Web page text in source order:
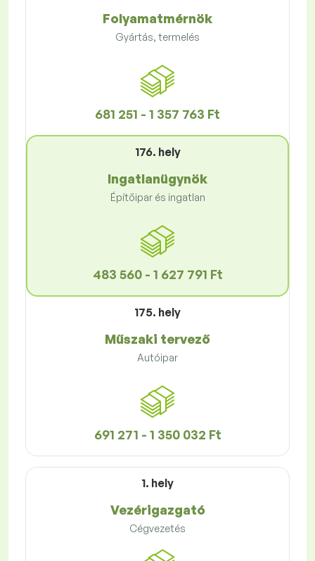
Folyamatmérnök
Gyártás, termelés
681 251 - 1 357 763 Ft
176. hely
Ingatlanügynök
Építőipar és ingatlan
483 560 - 1 627 791 Ft
175. hely
Műszaki tervező
Autóipar
691 271 - 1 350 032 Ft
1. hely
Vezérigazgató
Cégvezetés